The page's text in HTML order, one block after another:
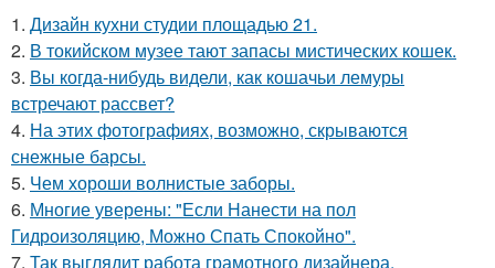
1. Дизайн кухни студии площадью 21.
2. В токийском музее тают запасы мистических кошек.
3. Вы когда-нибудь видели, как кошачьи лемуры
встречают рассвет?
4. На этих фотографиях, возможно, скрываются
снежные барсы.
5. Чем хороши волнистые заборы.
6. Многие уверены: "Если Нанести на пол
Гидроизоляцию, Можно Спать Спокойно".
7. Так выглядит работа грамотного дизайнера.